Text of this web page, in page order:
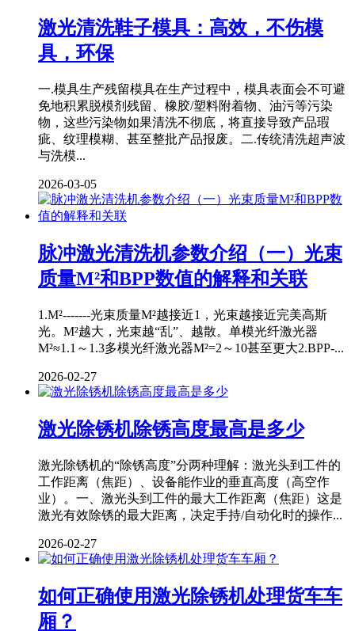
激光清洗鞋子模具：高效，不伤模
具，环保
一.模具生产残留模具在生产过程中，模具表面会不可避
免地积累脱模剂残留、橡胶/塑料附着物、油污等污染
物，这些污染物如果清洗不彻底，将直接导致产品瑕
疵、纹理模糊、甚至整批产品报废。二.传统清洗超声波
与洗模...
2026-03-05
脉冲激光清洗机参数介绍（一）光束
质量M²和BPP数值的解释和关联
1.M²-------光束质量M²越接近1，光束越接近完美高斯
光。M²越大，光束越“乱”、越散。单模光纤激光器
M²≈1.1～1.3多模光纤激光器M²=2～10甚至更大2.BPP-...
2026-02-27
激光除锈机除锈高度最高是多少
激光除锈机的“除锈高度”分两种理解：激光头到工件的
工作距离（焦距）、设备能作业的垂直高度（高空作
业）。一、激光头到工件的最大工作距离（焦距）这是
激光有效除锈的最大距离，决定手持/自动化时的操作...
2026-02-27
如何正确使用激光除锈机处理货车车
厢？